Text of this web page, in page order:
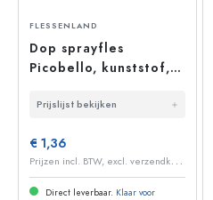
FLESSENLAND
Dop sprayfles
Picobello, kunststof,
schroefdop
Prijslijst bekijken
€ 1,36
P
rijzen incl. BTW, excl. verzendkosten
Direct leverbaar. Klaar voor